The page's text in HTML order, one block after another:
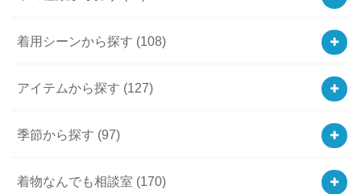
着用シーンから探す (108)
アイテムから探す (127)
季節から探す (97)
着物なんでも相談室 (170)